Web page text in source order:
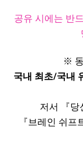
공유 시에는 반
※
국내 최초/국내
저서 『당
『브레인 쉬